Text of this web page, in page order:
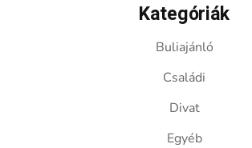
Kategóriák
Buliajánló
Családi
Divat
Egyéb